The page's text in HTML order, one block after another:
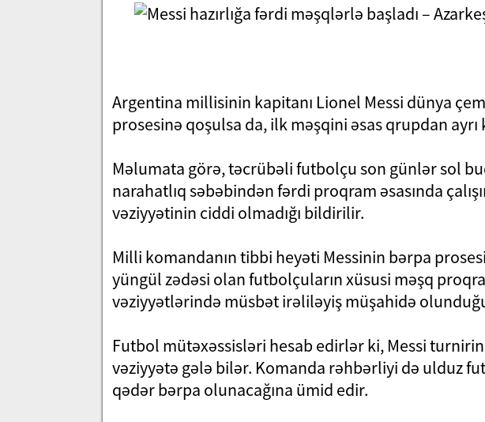
Argentina millisinin kapitanı Lionel Messi dünya
prosesinə qoşulsa da, ilk məşqini əsas qrupdan ayrı
Məlumata görə, təcrübəli futbolçu son günlər sol
narahatlıq səbəbindən fərdi proqram əsasında
vəziyyətinin ciddi olmadığı bildirilir.
Milli komandanın tibbi heyəti Messinin bərpa
yüngül zədəsi olan futbolçuların xüsusi məşq
vəziyyətlərində müsbət irəliləyiş müşahidə
Futbol mütəxəssisləri hesab edirlər ki, Messi turnirin
vəziyyətə gələ bilər. Komanda rəhbərliyi də ulduz
qədər bərpa olunacağına ümid edir.